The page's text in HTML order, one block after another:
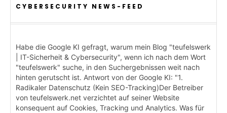
CYBERSECURITY NEWS-FEED
Habe die Google KI gefragt, warum mein Blog "teufelswerk
| IT-Sicherheit & Cybersecurity", wenn ich nach dem Wort
"teufelswerk" suche, in den Suchergebnissen weit nach
hinten gerutscht ist. Antwort von der Google KI: "1.
Radikaler Datenschutz (Kein SEO-Tracking)Der Betreiber
von teufelswerk.net verzichtet auf seiner Website
konsequent auf Cookies, Tracking und Analytics. Was für